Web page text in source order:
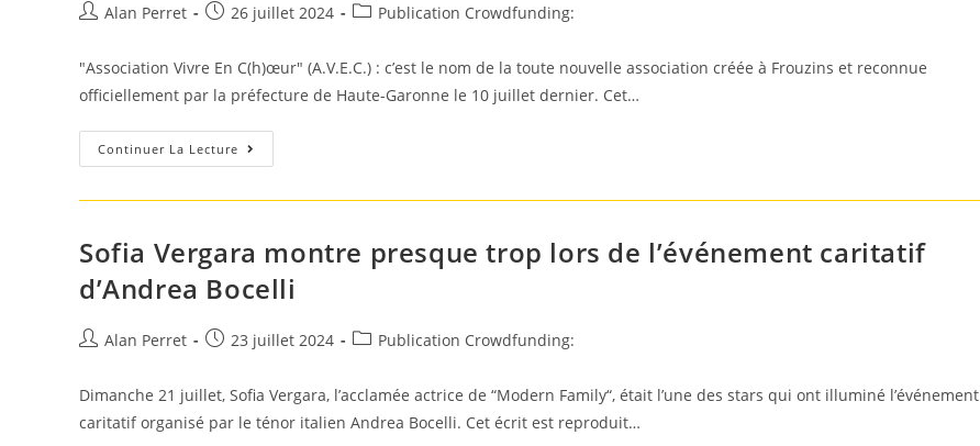
Est
Arrivé
Temps
Pour
La
Cérémonie
Des
JO
Auteur/autrice
la
publication :
Alan Perret
Post26 juillet 2024
PostPublication Crowdfunding:
"Association Vivre En C(h)œur" (A.V.E.C.) : c’est le nom de la toute nouvelle association créée à Frouzins et reconnue
officiellement par la préfecture de Haute-Garonne le 10 juillet dernier. Cet…
Continuer La Lecture Frouzins.
Une
Association
Sofia Vergara montre presque trop lors de l’événement caritatif
d’Andrea Bocelli
Auteur/autrice
la
publication :
Alan Perret
Post23 juillet 2024
PostPublication Crowdfunding:
Dimanche 21 juillet, Sofia Vergara, l’acclamée actrice de “Modern Family“, était l’une des stars qui ont illuminé l’événement
caritatif organisé par le ténor italien Andrea Bocelli. Cet écrit est reproduit…